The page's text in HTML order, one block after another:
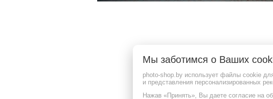
Гарантийное и сервисное обслуживание, рассмотрение обращение покупателей:
Мы заботимся о Ваших
photo-shop.by использует файлы cookie
и представления персонализированных
Нажав «Принять», Вы даете согласие на